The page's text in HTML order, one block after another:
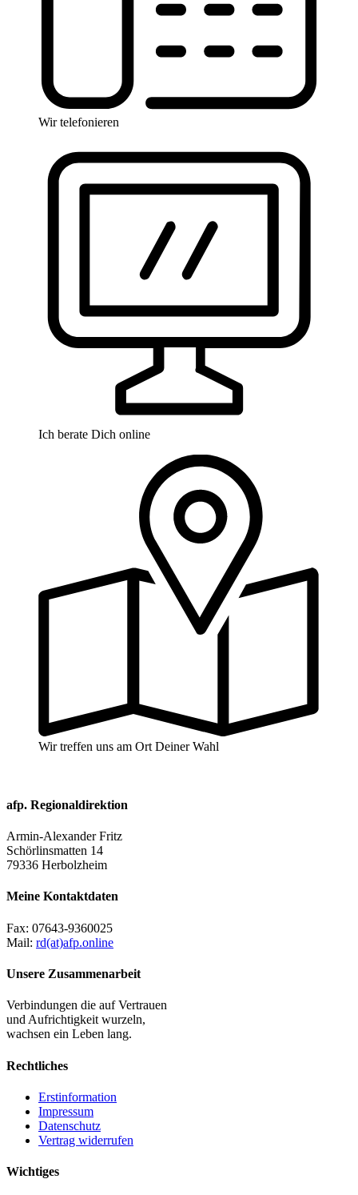
Wir telefonieren
Ich berate Dich online
Wir treffen uns am Ort Deiner Wahl
afp. Regionaldirektion
Armin-Alexander Fritz
Schörlinsmatten 14
79336 Herbolzheim
Meine Kontaktdaten
Fax: 07643-9360025
Mail: rd(at)afp.online
Unsere Zusammenarbeit
Verbindungen die auf Vertrauen
und Aufrichtigkeit wurzeln,
wachsen ein Leben lang.
Rechtliches
Erstinformation
Impressum
Datenschutz
Vertrag widerrufen
Wichtiges